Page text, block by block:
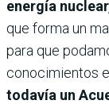
energía
que forma un
para que
conocimientos
todavía un